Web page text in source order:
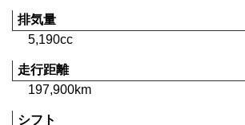
排気量
5,190cc
走行距離
197,900km
シフト